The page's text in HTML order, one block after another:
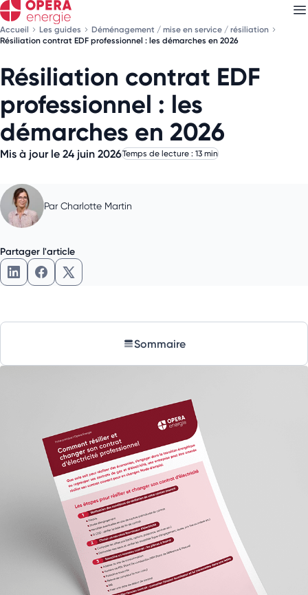
Accueil Les guides
Déménagement / mise en service / résiliation
Résiliation contrat EDF professionnel : les démarches en 2026
Résiliation contrat EDF
professionnel : les
démarches en 2026
Mis à jour le 24 juin 2026Temps de lecture : 13 min
Par Charlotte Martin
Partager l'article
Partager l'article sur LinkedIn
Partager l'article sur Facebook
Partager l'article sur X
Sommaire
Découvrez nosnewsletters
Choisissez les newsletters qui vous intéressent